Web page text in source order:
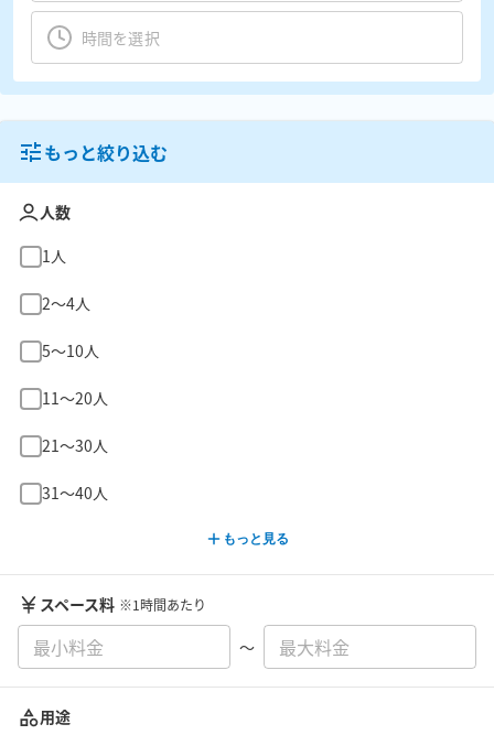
もっと絞り込む
人数
1人
2〜4人
5〜10人
11〜20人
21〜30人
31〜40人
もっと見る
スペース料 ※1時間あたり
〜
用途